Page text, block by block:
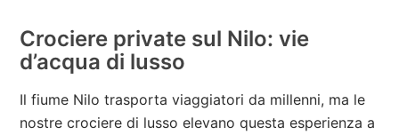
Crociere private sul Nilo: vie
d’acqua di lusso
Il fiume Nilo trasporta viaggiatori da millenni, ma le
nostre crociere di lusso elevano questa esperienza a